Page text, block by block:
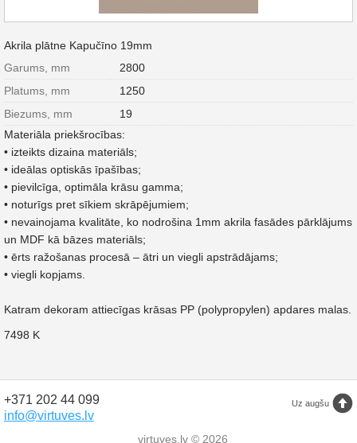
Akrila plātne Kapučīno 19mm
Garums, mm
2800
Platums, mm
1250
Biezums, mm
19
Materiāla priekšrocības:
• izteikts dizaina materiāls;
• ideālas optiskās īpašības;
• pievilcīga, optimāla krāsu gamma;
• noturīgs pret sīkiem skrāpējumiem;
• nevainojama kvalitāte, ko nodrošina 1mm akrila fasādes pārklājums
un MDF kā bāzes materiāls;
• ērts ražošanas procesā – ātri un viegli apstrādājams;
• viegli kopjams.
Katram dekoram attiecīgas krāsas PP (polypropylen) apdares malas.
7498 K
Uz augšu
+371 202 44 099
info@virtuves.lv
virtuves.lv © 2026